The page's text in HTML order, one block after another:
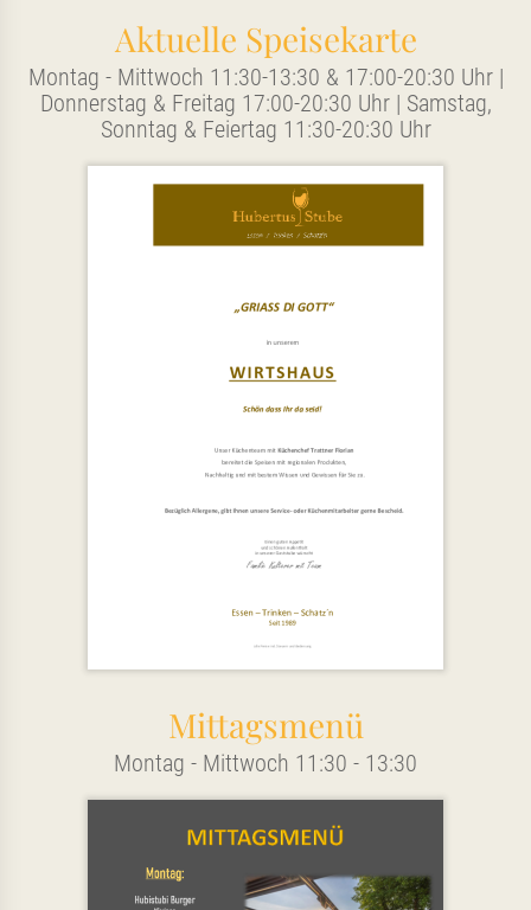
Aktuelle Speisekarte
Montag - Mittwoch 11:30-13:30 & 17:00-20:30 Uhr |
Donnerstag & Freitag 17:00-20:30 Uhr | Samstag,
Sonntag & Feiertag 11:30-20:30 Uhr
Mittagsmenü
Montag - Mittwoch 11:30 - 13:30